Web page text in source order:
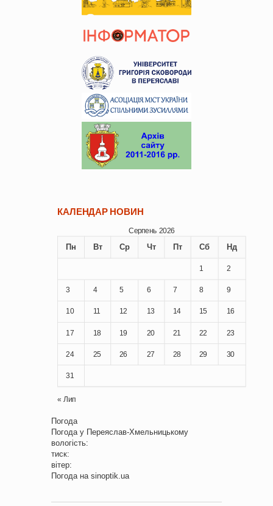
КАЛЕНДАР НОВИН
Серпень 2026
Пн Вт Ср Чт Пт Сб Нд
1 2
3 4 5 6 7 8 9
10 11 12 13 14 15 16
17 18 19 20 21 22 23
24 25 26 27 28 29 30
31
« Лип
Погода
Погода у Переяслав-Хмельницькому
вологість:
тиск:
вітер:
Погода на sinoptik.ua